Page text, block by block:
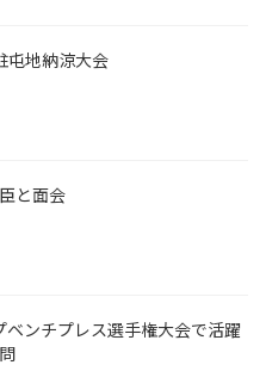
屯地納涼大会
と面会
ベンチプレス選手権大会で活躍